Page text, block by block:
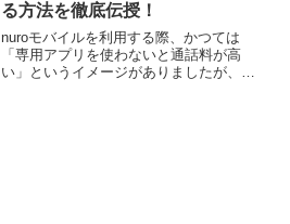
る方法を徹底伝授！
nuroモバイルを利用する際、かつては
「専用アプリを使わないと通話料が高
い」というイメージがありましたが、現